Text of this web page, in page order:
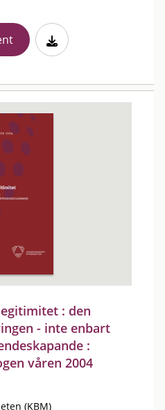
: den
- inte enbart
:
våren 2004
(KBM)